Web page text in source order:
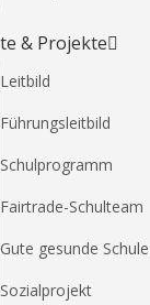
& Projekte
Leitbild
Führungsleitbild
Schulprogramm
Fairtrade-Schulteam
Gute gesunde Schule
Sozialprojekt